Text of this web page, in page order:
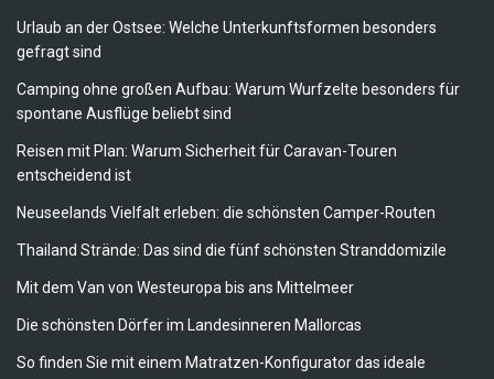
Urlaub an der Ostsee: Welche Unterkunftsformen besonders
gefragt sind
Camping ohne großen Aufbau: Warum Wurfzelte besonders für
spontane Ausflüge beliebt sind
Reisen mit Plan: Warum Sicherheit für Caravan-Touren
entscheidend ist
Neuseelands Vielfalt erleben: die schönsten Camper-Routen
Thailand Strände: Das sind die fünf schönsten Stranddomizile
Mit dem Van von Westeuropa bis ans Mittelmeer
Die schönsten Dörfer im Landesinneren Mallorcas
So finden Sie mit einem Matratzen-Konfigurator das ideale